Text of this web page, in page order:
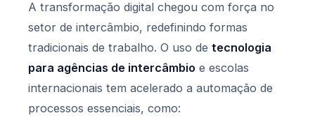
A transformação digital chegou com força no
setor de intercâmbio, redefinindo formas
tradicionais de trabalho. O uso de tecnologia
para agências de intercâmbio e escolas
internacionais tem acelerado a automação de
processos essenciais, como: